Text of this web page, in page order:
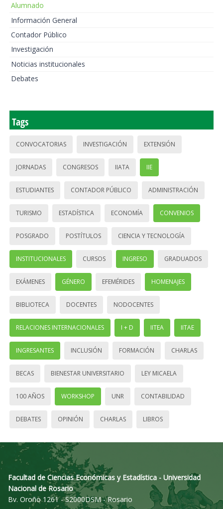
Alumnado
Información General
Contador Público
Investigación
Noticias institucionales
Debates
Tags
CONVOCATORIAS INVESTIGACIÓN EXTENSIÓN
JORNADAS CONGRESOS IIATA IIE
ESTUDIANTES CONTADOR PÚBLICO ADMINISTRACIÓN
TURISMO ESTADÍSTICA ECONOMÍA CONVENIOS
POSGRADO POSTÍTULOS CIENCIA Y TECNOLOGÍA
INSTITUCIONALES CURSOS INGRESO GRADUADOS
EXÁMENES GÉNERO EFEMÉRIDES HOMENAJES
BIBLIOTECA DOCENTES NODOCENTES
RELACIONES INTERNACIONALES I + D IITEA IITAE
INGRESANTES INCLUSIÓN FORMACIÓN CHARLAS
BECAS BIENESTAR UNIVERSITARIO LEY MICAELA
100 AÑOS WORKSHOP UNR CONTABILIDAD
DEBATES OPINIÓN CHARLAS LIBROS
Facultad de Ciencias Económicas y Estadística - Universidad
Nacional de Rosario
Bv. Oroño 1261 - S2000DSM - Rosario